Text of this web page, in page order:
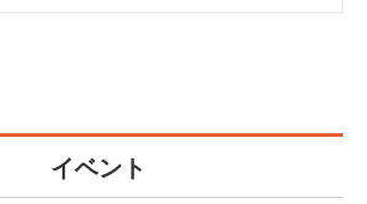
イベント